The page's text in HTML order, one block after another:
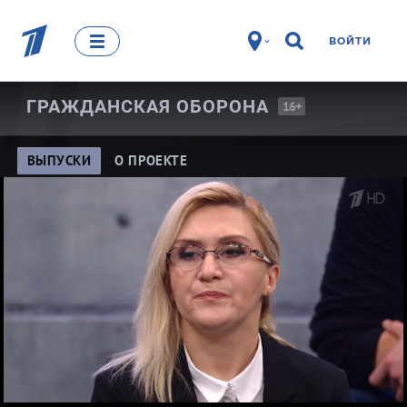
ВОЙТИ
ГРАЖДАНСКАЯ ОБОРОНА 16+
ВЫПУСКИ О ПРОЕКТЕ